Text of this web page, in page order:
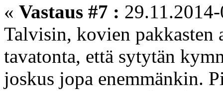
« Vastaus #7 :
Talvisin, kovien pakkasten
tavatonta, että sytytän
joskus jopa enemmänkin.